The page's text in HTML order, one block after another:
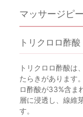
マッサージピ
トリクロロ酢
トリクロロ酢酸は
たらきがあります
ロ酢酸が33%含ま
層に浸透し、線維
す。